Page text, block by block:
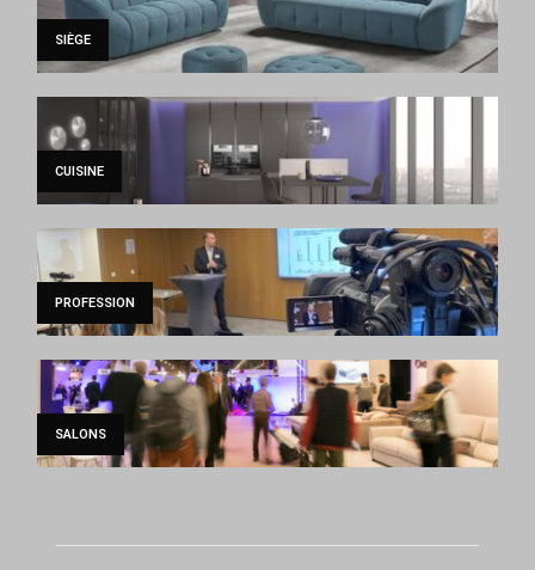
SIÈGE
CUISINE
PROFESSION
SALONS